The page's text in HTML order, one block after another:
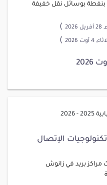
بنفطة بوسائل نقل خفيفة
)
4 أوت 2026 )
- 2026
تكنولوجيات الإتصال
بريد في زانوش